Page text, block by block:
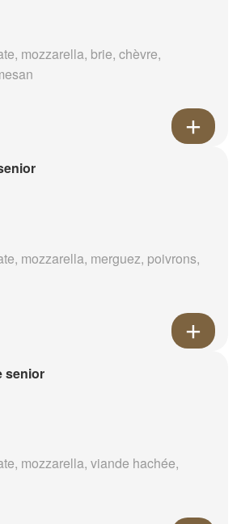
mozzarella, brie, chèvre,
mozzarella, merguez, poivrons,
senior
mozzarella, viande hachée,